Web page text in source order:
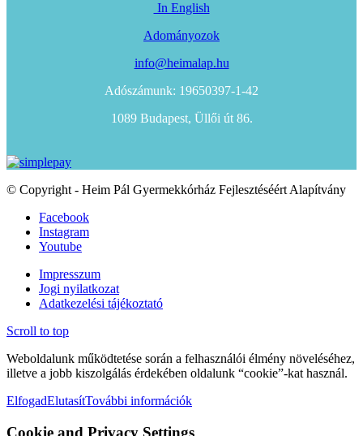
In English
Adományozok
info@heimalap.hu
Adószámunk: 19650397-1-42
1089 Budapest, Üllői út 86.
© Copyright - Heim Pál Gyermekkórház Fejlesztéséért Alapítvány
Facebook
Instagram
Youtube
Impresszum
Jogi nyilatkozat
Adatkezelési tájékoztató
Scroll to top
Weboldalunk működtetése során a felhasználói élmény növeléséhez,
illetve a jobb kiszolgálás érdekében oldalunk “cookie”-kat használ.
ElfogadElutasítTovábbi információk
Cookie and Privacy Settings